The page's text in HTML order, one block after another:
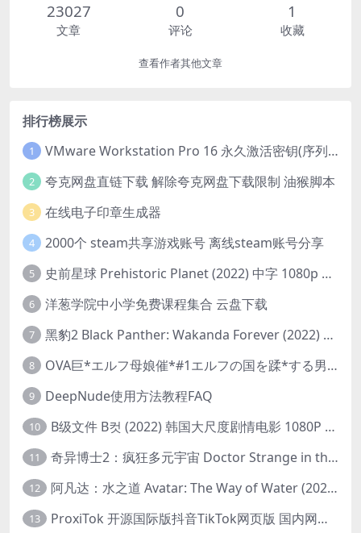
23027
文章
0
评论
1
收藏
查看作者其他文章
排行榜展示
1 VMware Workstation Pro 16 永久激活密钥(序列号)
2 夸克网盘直链下载 解除夸克网盘下载限制 油猴脚本
3 在线电子印章生成器
4 2000个 steam共享游戏账号 离线steam账号分享
5 史前星球 Prehistoric Planet (2022) 中字 1080p 高清 阿里云盘 2022.5.27已更新全集
6 洋葱学院中小学免费课程集合 云盘下载
7 黑豹2 Black Panther: Wakanda Forever (2022) 高清版
8 OVA巨*エルフ母娘催*#1エルフの国を蹂*する男。汚された女王と姫
9 DeepNude使用方法教程FAQ
10 B级文件 B컷 (2022) 韩国大尺度剧情电影 1080P 中字
11 奇异博士2：疯狂多元宇宙 Doctor Strange in the Multiverse of Madness (2022) 高清版1080p
12 阿凡达：水之道 Avatar: The Way of Water (2022) 1080p 2k 4k 中文字幕
13 ProxiTok 开源国际版抖音TikTok网页版 国内网络直连